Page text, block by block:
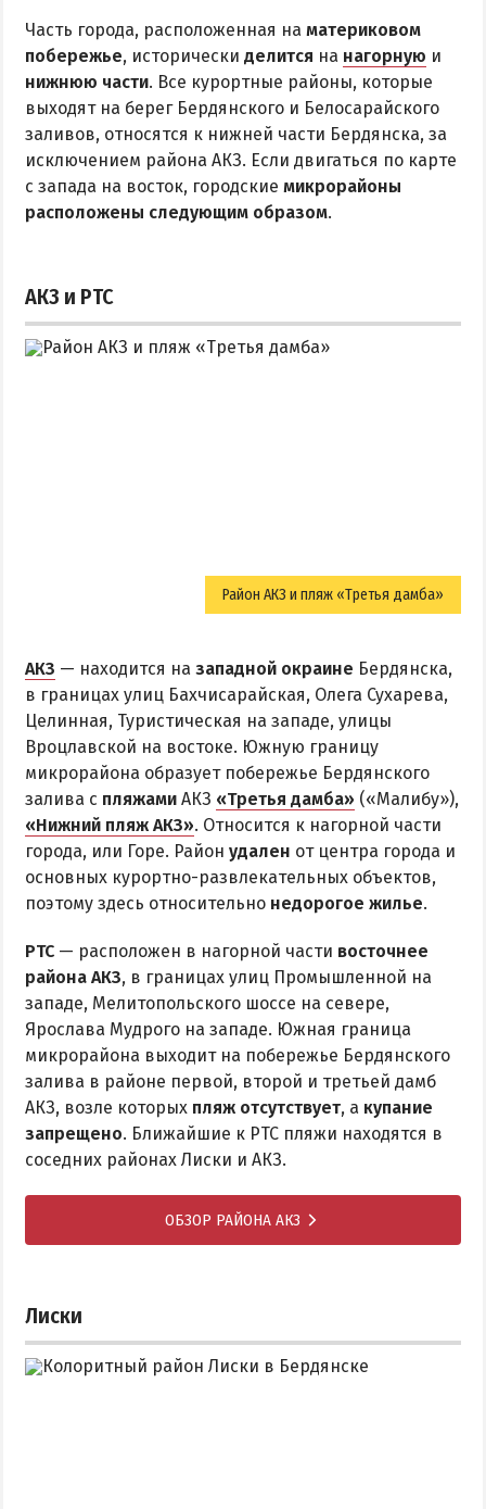
Отдых на набережной
Квартиры посуточно
Часть города, расположенная на материковом
побережье, исторически делится на нагорную и
нижнюю части. Все курортные районы, которые
выходят на берег Бердянского и Белосарайского
заливов, относятся к нижней части Бердянска, за
исключением района АКЗ. Если двигаться по карте
с запада на восток, городские микрорайоны
расположены следующим образом.
АКЗ и РТС
Район АКЗ и пляж «Третья дамба»
АКЗ — находится на западной окраине Бердянска,
в границах улиц Бахчисарайская, Олега Сухарева,
Целинная, Туристическая на западе, улицы
Вроцлавской на востоке. Южную границу
микрорайона образует побережье Бердянского
залива с пляжами АКЗ «Третья дамба» («Малибу»),
«Нижний пляж АКЗ». Относится к нагорной части
города, или Горе. Район удален от центра города и
основных курортно-развлекательных объектов,
поэтому здесь относительно недорогое жилье.
РТС — расположен в нагорной части восточнее
района АКЗ, в границах улиц Промышленной на
западе, Мелитопольского шоссе на севере,
Ярослава Мудрого на западе. Южная граница
микрорайона выходит на побережье Бердянского
залива в районе первой, второй и третьей дамб
АКЗ, возле которых пляж отсутствует, а купание
запрещено. Ближайшие к РТС пляжи находятся в
соседних районах Лиски и АКЗ.
ОБЗОР РАЙОНА АКЗ
Лиски